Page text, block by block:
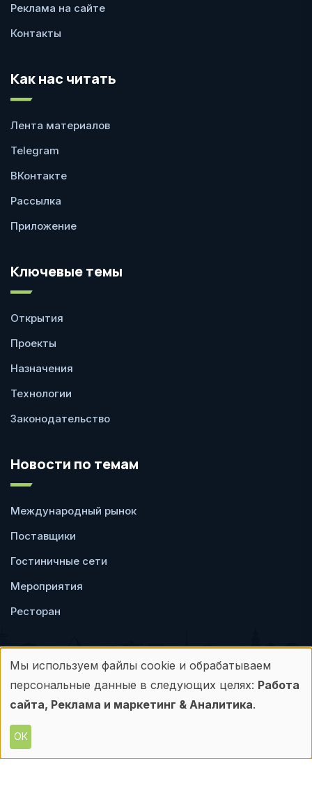
Реклама на сайте
Контакты
Как нас читать
Лента материалов
Telegram
ВКонтакте
Рассылка
Приложение
Ключевые темы
Открытия
Проекты
Назначения
Технологии
Законодательство
Новости по темам
Международный рынок
Поставщики
Гостиничные сети
Мероприятия
Ресторан
Пользовательское
соглашение
Политика
конфиденциальности
Любое использование материалов с данного
Использование
персональных
данных
и
Мы используем файлы cookie и обрабатываем
персональные данные в следующих целях: Работа
сайта, Реклама и маркетинг & Аналитика.
ОК